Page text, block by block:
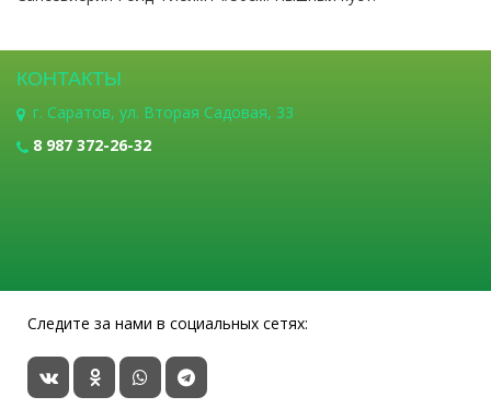
КОНТАКТЫ
г. Саратов, ул. Вторая Садовая, 33
8 987 372-26-32
Следите за нами в социальных сетях: